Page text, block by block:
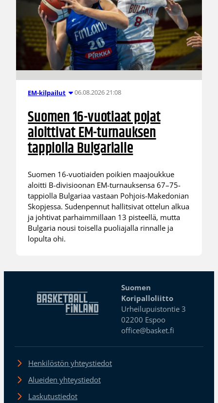
EM-kilpailut 06.08.2026 21:08
Suomen 16-vuotiaat pojat
aloittivat EM-turnauksen
tappiolla Bulgarialle
Suomen 16-vuotiaiden poikien maajoukkue
aloitti B-divisioonan EM-turnauksensa 67–75-
tappiolla Bulgariaa vastaan Pohjois-Makedonian
Skopjessa. Sudenpennut hallitsivat ottelun alkua
ja johtivat parhaimmillaan 13 pisteellä, mutta
Bulgaria nousi toisella puoliajalla rinnalle ja
lopulta ohi.
Suomen
Koripalloliitto
Urheilupuistontie 3
02200 Espoo
office@basket.fi
Henkilöstön yhteystiedot
Alueiden yhteystiedot
Laskutustiedot